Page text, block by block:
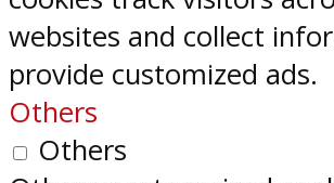
websites and collect
provide customized ads.
Others
Others